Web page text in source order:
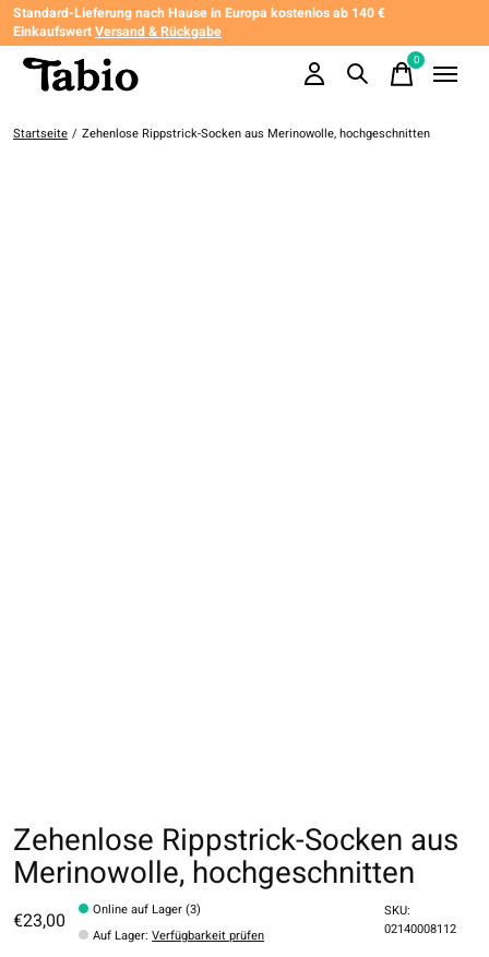
Standard-Lieferung nach Hause in Europa kostenlos ab 140 €
EinkaufswertVersand & Rückgabe
0items
Startseite / Zehenlose Rippstrick-Socken aus Merinowolle, hochgeschnitten
Zehenlose Rippstrick-Socken aus
Merinowolle, hochgeschnitten
€23,00
Online auf Lager (3)
Auf Lager:Verfügbarkeit prüfen
SKU:
02140008112